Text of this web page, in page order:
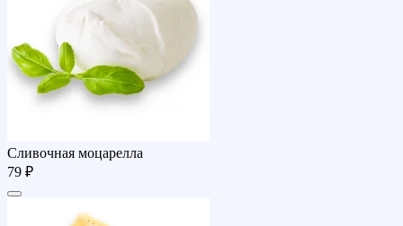
Сливочная моцарелла
79 ₽